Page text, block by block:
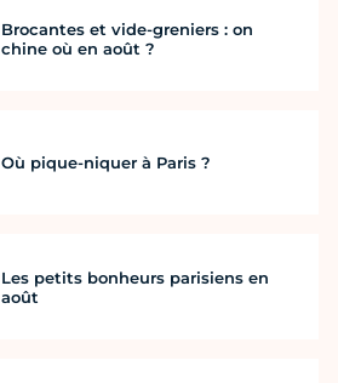
Brocantes et vide-greniers : on
chine où en août ?
Où pique-niquer à Paris ?
Les petits bonheurs parisiens en
août